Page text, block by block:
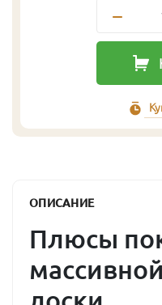
ОПИСАНИЕ
Плюсы